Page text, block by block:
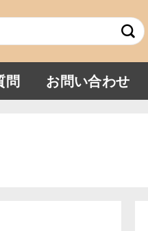
問 お問い合わせ